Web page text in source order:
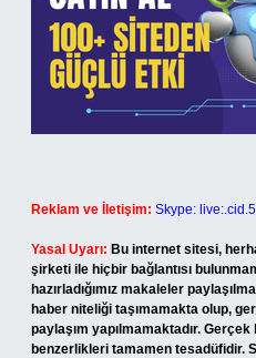
Reklam ve İletişim: Skype:
Yasal Uyarı: Bu internet sitesi,
şirketi ile hiçbir bağlantısı
hazırladığımız makaleler
haber niteliği taşımamakta olup,
paylaşım yapılmamaktadır.
benzerlikleri tamamen tesadüfidir.